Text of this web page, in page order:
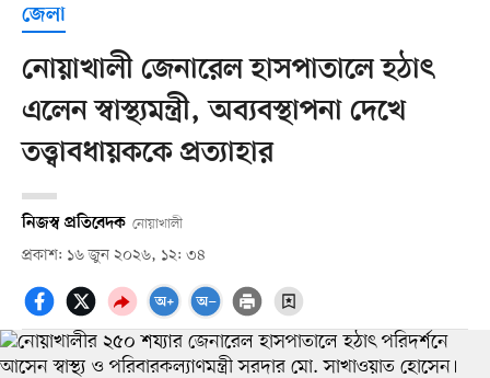
জেলা
নোয়াখালী জেনারেল হাসপাতালে হঠাৎ
এলেন স্বাস্থ্যমন্ত্রী, অব্যবস্থাপনা দেখে
তত্ত্বাবধায়ককে প্রত্যাহার
নিজস্ব প্রতিবেদক নোয়াখালী
প্রকাশ: ১৬ জুন ২০২৬, ১২: ৩৪